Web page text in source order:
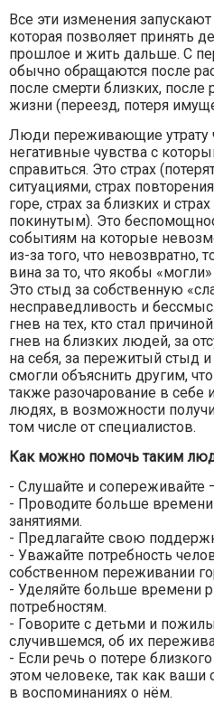
Все эти изменения
которая позволяет принять
прошлое и жить дальше. С
обычно обращаются после
после смерти близких,
жизни (переезд, потеря
Люди переживающие утрату
негативные чувства с
справиться. Это страх
ситуациями, страх
горе, страх за близких и
покинутым). Это
событиям на которые
из-за того, что невозвратно,
вина за то, что якобы
Это стыд за собственную
несправедливость и
гнев на тех, кто стал
гнев на близких людей, за
на себя, за пережитый стыд
смогли объяснить другим,
также разочарование в себе
людях, в возможности
том числе от специалистов.
Как можно помочь таким
- Слушайте и сопереживайте
- Проводите больше
занятиями.
- Предлагайте свою
- Уважайте потребность
собственном переживании
- Уделяйте больше времени
потребностям.
- Говорите с детьми и
случившемся, об их
- Если речь о потере
этом человеке, так как
в воспоминаниях о нём.